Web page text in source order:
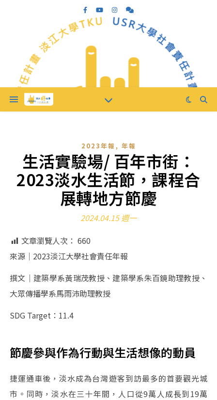
2023年報 , 年報
生活實驗場/ 百年市街：
2023淡水生活節，課程合
展轉地方節慶
2024.04.15 週一
文章瀏覽人次： 660
來源｜2023淡江大學社會責任年報
撰文｜建築學系黃瑞茂教授、建築學系朱百鏡助理教授、
大眾傳播學系馬雨沛助理教授
SDG Target：11.4
節慶參與作為行動與生活想像的動員
捷運通車後，淡水成為台灣遊客到訪最多的首要觀光城
市。同時，淡水在三十年間，人口從9萬人成長到19萬